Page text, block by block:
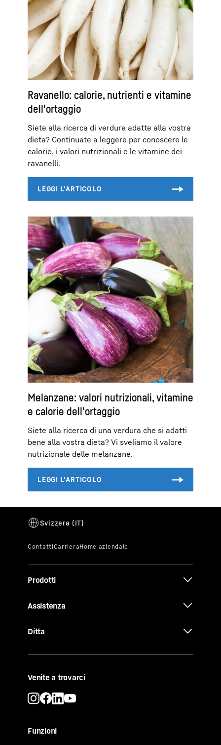
Ravanello: calorie, nutrienti e vitamine
dell'ortaggio
Siete alla ricerca di verdure adatte alla vostra
dieta? Continuate a leggere per conoscere le
calorie, i valori nutrizionali e le vitamine dei
ravanelli.
Melanzane: valori nutrizionali, vitamine
e calorie dell'ortaggio
Siete alla ricerca di una verdura che si adatti
bene alla vostra dieta? Vi sveliamo il valore
nutrizionale delle melanzane.
Prodotti
Assistenza
Ditta
Venite a trovarci
Funzioni